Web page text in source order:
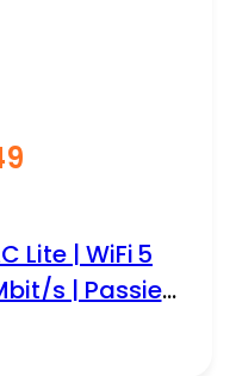
Lite | WiFi 5
s | Passief